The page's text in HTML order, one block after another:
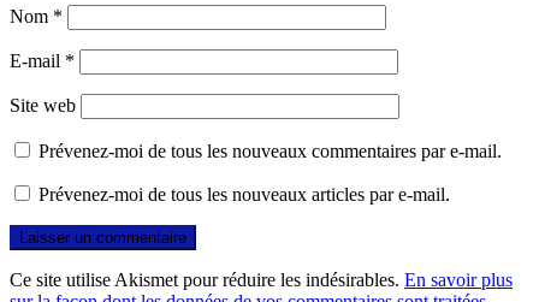
Nom *
E-mail *
Site web
Prévenez-moi de tous les nouveaux commentaires par e-mail.
Prévenez-moi de tous les nouveaux articles par e-mail.
Ce site utilise Akismet pour réduire les indésirables. En savoir plus